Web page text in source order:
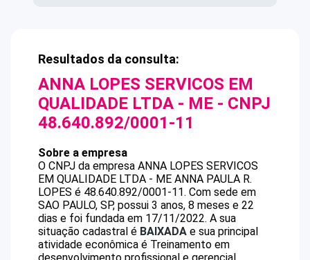
Resultados da consulta:
ANNA LOPES SERVICOS EM
QUALIDADE LTDA - ME - CNPJ
48.640.892/0001-11
Sobre a empresa
O CNPJ da empresa ANNA LOPES SERVICOS
EM QUALIDADE LTDA - ME ANNA PAULA R.
LOPES é 48.640.892/0001-11. Com sede em
SAO PAULO, SP, possui 3 anos, 8 meses e 22
dias e foi fundada em 17/11/2022. A sua
situação cadastral é BAIXADA e sua principal
atividade econômica é Treinamento em